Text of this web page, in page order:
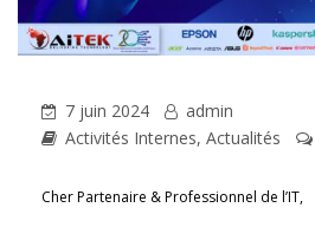
7 juin 2024
admin
Activités Internes, Actualités
Cher Partenaire & Professionnel de l’IT,